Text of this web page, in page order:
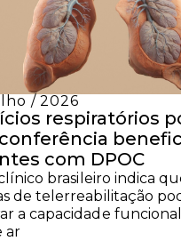
/ 2026
respiratórios
com DPOC
brasileiro indica
de telerreabilitação
a capacidade
ar